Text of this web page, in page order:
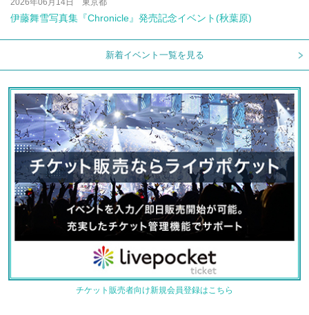
2026年06月14日 東京都
伊藤舞雪写真集『Chronicle』発売記念イベント(秋葉原)
新着イベント一覧を見る
チケット販売者向け新規会員登録はこちら